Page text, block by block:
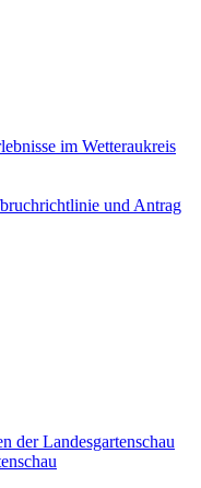
im Wetteraukreis
und Antrag
der Landesgartenschau